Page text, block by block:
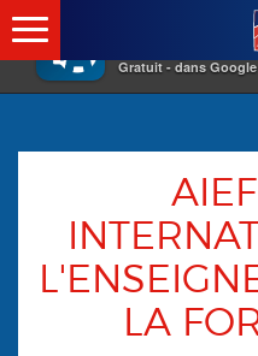
×
Gratuit - dans
LA